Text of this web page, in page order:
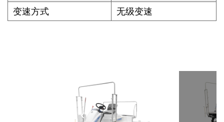
变速方式
无级变速